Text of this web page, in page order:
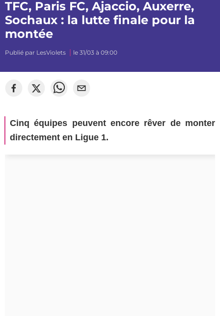
TFC, Paris FC, Ajaccio, Auxerre,
Sochaux : la lutte finale pour la
montée
Publié par LesViolets le 31/03 à 09:00
Cinq équipes peuvent encore rêver de monter
directement en Ligue 1.